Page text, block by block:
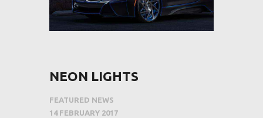
NEON LIGHTS
FEATURED NEWS
14 FEBRUARY 2017